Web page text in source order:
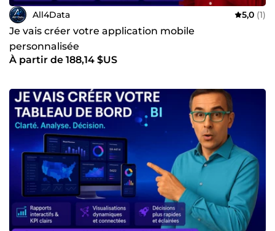
All4Data 5,0 (1)
Je vais créer votre application mobile
personnalisée
À partir de 188,14 $US